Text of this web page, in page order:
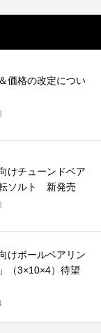
Selffishが教えるリ
価格の改定につい
けチューンドベア
ソルト 新発売
けボールベアリン
（3×10×4）待望